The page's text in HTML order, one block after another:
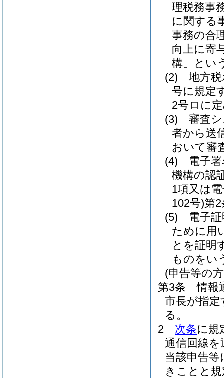
理税務事
に関する
事務の合
向上に寄
構」とい
(2)
地方
号に規定
2号ロに
(3)
審査
者から送
おいて審
(4)
電子
機構の認
1項又は
102号)第
(5)
電子
ために用
とを証明
ものをい
(申告等の
第3条
情報
市長が指
る。
2
次条に規
通信回線
当該申告
きことと